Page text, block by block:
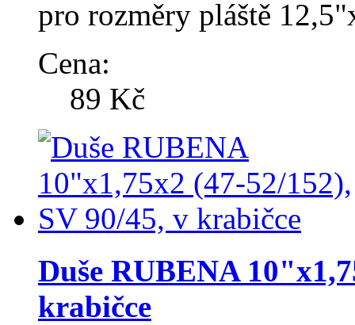
pro rozměry pláště
Cena:
89 Kč
Duše RUBENA
krabičce